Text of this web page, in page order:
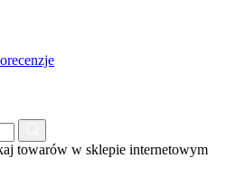
towarów w sklepie internetowym